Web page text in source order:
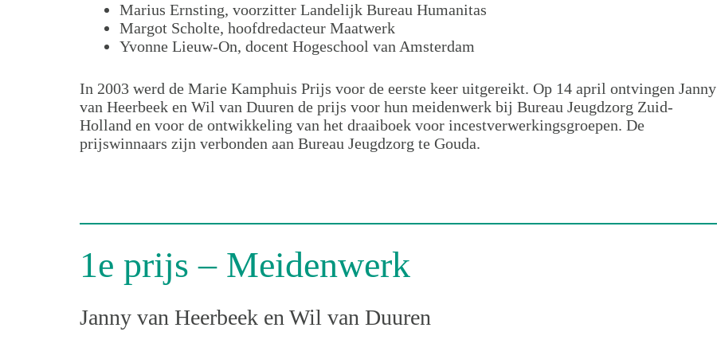
Marius Ernsting, voorzitter Landelijk Bureau Humanitas
Margot Scholte, hoofdredacteur Maatwerk
Yvonne Lieuw-On, docent Hogeschool van Amsterdam
In 2003 werd de Marie Kamphuis Prijs voor de eerste keer uitgereikt. Op 14 april ontvingen Janny
van Heerbeek en Wil van Duuren de prijs voor hun meidenwerk bij Bureau Jeugdzorg Zuid-
Holland en voor de ontwikkeling van het draaiboek voor incestverwerkingsgroepen. De
prijswinnaars zijn verbonden aan Bureau Jeugdzorg te Gouda.
1e prijs – Meidenwerk
Janny van Heerbeek en Wil van Duuren